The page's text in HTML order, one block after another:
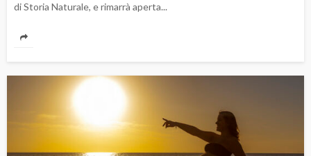
di Storia Naturale, e rimarrà aperta...